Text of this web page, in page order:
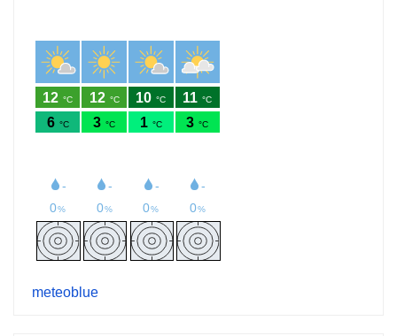
meteoblue